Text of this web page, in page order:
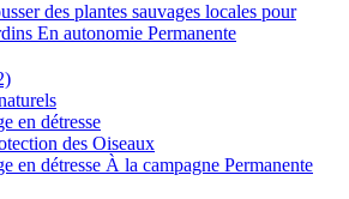
des plantes sauvages locales pour
En autonomie Permanente
en détresse
des Oiseaux
en détresse À la campagne Permanente